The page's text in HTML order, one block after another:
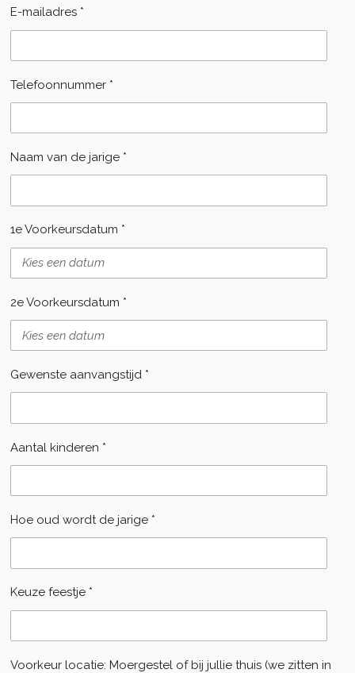
E-mailadres *
Telefoonnummer *
Naam van de jarige *
1e Voorkeursdatum *
2e Voorkeursdatum *
Gewenste aanvangstijd *
Aantal kinderen *
Hoe oud wordt de jarige *
Keuze feestje *
Voorkeur locatie: Moergestel of bij jullie thuis (we zitten in